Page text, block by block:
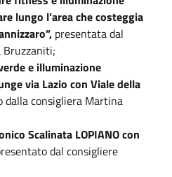
lungo l’area che costeggia
presentata dal
Bruzzaniti;
e illuminazione
via Lazio con Viale della
dalla consigliera Martina
Scalinata LOPIANO con
dal consigliere